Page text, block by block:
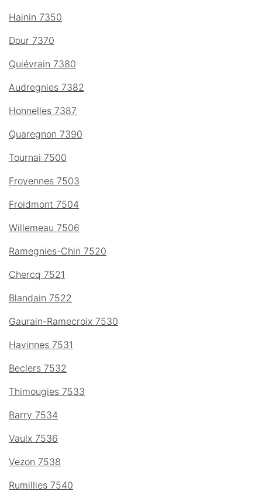
Hainin 7350
Dour 7370
Quiévrain 7380
Audregnies 7382
Honnelles 7387
Quaregnon 7390
Tournai 7500
Froyennes 7503
Froidmont 7504
Willemeau 7506
Ramegnies-Chin 7520
Chercq 7521
Blandain 7522
Gaurain-Ramecroix 7530
Havinnes 7531
Beclers 7532
Thimougies 7533
Barry 7534
Vaulx 7536
Vezon 7538
Rumillies 7540